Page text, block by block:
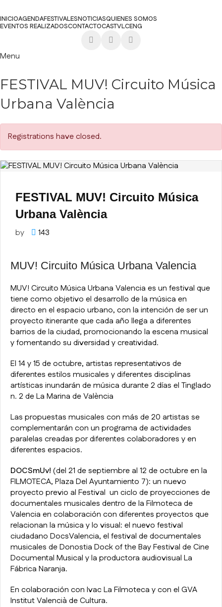
INICIOAGENDAFESTIVALESNOTICIASQUIENES SOMOS
EVENTOS REALIZADOSCONTACTOCASTVLCENG
Menu
FESTIVAL MUV! Circuito Música
Urbana València
Registrations have closed.
FESTIVAL MUV! Circuito Música
Urbana València
by 143
MUV! Circuito Música Urbana Valencia
MUV! Circuito Música Urbana Valencia es un festival que
tiene como objetivo el desarrollo de la música en
directo en el espacio urbano, con la intención de ser un
proyecto itinerante que cada año llega a diferentes
barrios de la ciudad, promocionando la escena musical
y fomentando su diversidad y creatividad.
El 14 y 15 de octubre, artistas representativos de
diferentes estilos musicales y diferentes disciplinas
artísticas inundarán de música durante 2 días el Tinglado
n. 2 de La Marina de València
Las propuestas musicales con más de 20 artistas se
complementarán con un programa de actividades
paralelas creadas por diferentes colaboradores y en
diferentes espacios.
DOCSmUv! (del 21 de septiembre al 12 de octubre en la
FILMOTECA, Plaza Del Ayuntamiento 7): un nuevo
proyecto previo al Festival un ciclo de proyecciones de
documentales musicales dentro de la Filmoteca de
Valencia en colaboración con diferentes proyectos que
relacionan la música y lo visual: el nuevo festival
ciudadano DocsValencia, el festival de documentales
musicales de Donostia Dock of the Bay Festival de Cine
Documental Musical y la productora audiovisual La
Fábrica Naranja.
En colaboración con Ivac La Filmoteca y con el GVA
Institut Valencià de Cultura.